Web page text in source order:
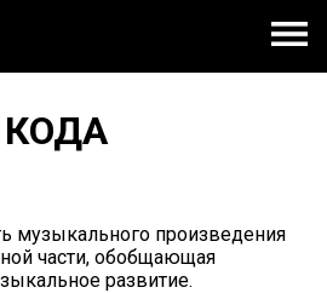
КОДА
музыкального произведения
части, обобщающая
развитие.